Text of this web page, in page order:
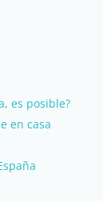
es posible?
en casa